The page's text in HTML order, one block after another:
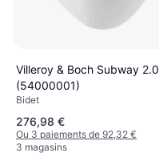
Villeroy & Boch Subway 2.0
(54000001)
Bidet
276,98 €
Ou 3 paiements de 92,32 €
3 magasins